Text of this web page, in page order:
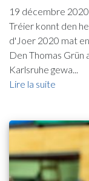
19 décembre 2020
Tréier konnt den
d'Joer 2020 mat
Den Thomas Grün
Karlsruhe gewa...
Lire la suite